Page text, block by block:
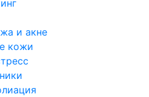
и акне
кожи